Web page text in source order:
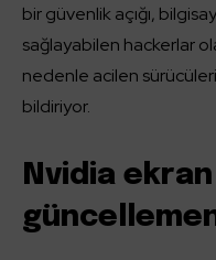
bir güvenlik açığı,
sağlayabilen hackerlar
nedenle acilen
bildiriyor.
Nvidia ekran